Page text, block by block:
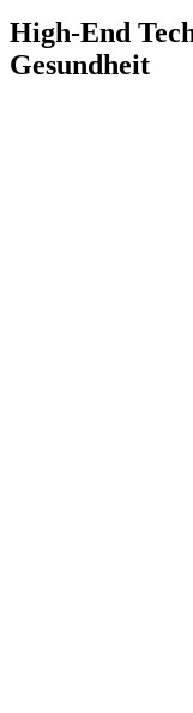
High-End
Gesundheit